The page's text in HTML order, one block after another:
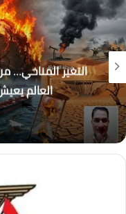
التغير المناخي…
العالم